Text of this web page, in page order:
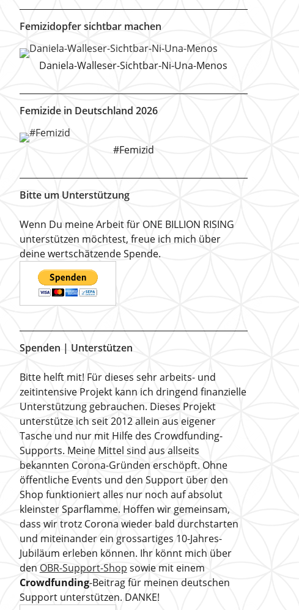
Femizidopfer sichtbar machen
Daniela-Walleser-Sichtbar-Ni-Una-Menos
Femizide in Deutschland 2026
#Femizid
Bitte um Unterstützung
Wenn Du meine Arbeit für ONE BILLION RISING
unterstützen möchtest, freue ich mich über
deine wertschätzende Spende.
Spenden | Unterstützen
Bitte helft mit! Für dieses sehr arbeits- und
zeitintensive Projekt kann ich dringend finanzielle
Unterstützung gebrauchen. Dieses Projekt
unterstütze ich seit 2012 allein aus eigener
Tasche und nur mit Hilfe des Crowdfunding-
Supports. Meine Mittel sind aus allseits
bekannten Corona-Gründen erschöpft. Ohne
öffentliche Events und den Support über den
Shop funktioniert alles nur noch auf absolut
kleinster Sparflamme. Hoffen wir gemeinsam,
dass wir trotz Corona wieder bald durchstarten
und miteinander ein grossartiges 10-Jahres-
Jubiläum erleben können. Ihr könnt mich über
den OBR-Support-Shop sowie mit einem
Crowdfunding-Beitrag für meinen deutschen
Support unterstützen. DANKE!